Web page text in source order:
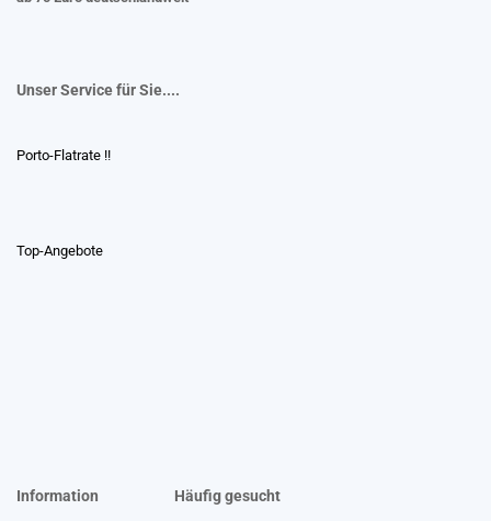
Unser Service für Sie....
Porto-Flatrate !!
Top-Angebote
Information Häufig gesucht